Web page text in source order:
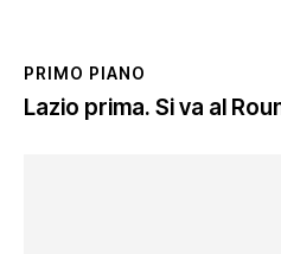
PRIMO PIANO
Lazio prima. Si va al